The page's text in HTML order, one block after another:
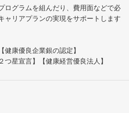
ログラムを組んだり、費用面などで必
ャリアプランの実現をサポートします
健康優良企業銀の認定】
つ星宣言】【健康経営優良法人】